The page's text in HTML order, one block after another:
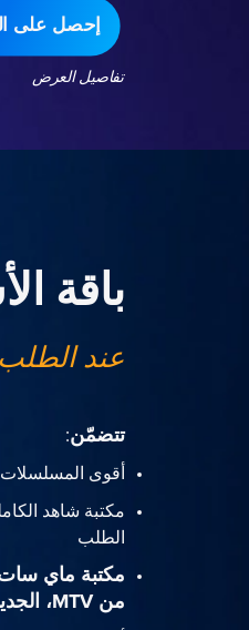
إحصل على
تفاصيل العرض
باقة
عند الطلب
تتضمّن:
أقوى المسلسلات
مكتبة شاهد
الطلب
مكتبة ماي
من MTV، الجديد وLBCI